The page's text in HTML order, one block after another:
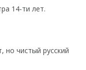
14-ти лет.
но чистый русский